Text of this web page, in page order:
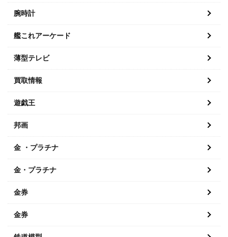
腕時計
艦これアーケード
薄型テレビ
買取情報
遊戯王
邦画
金 ・プラチナ
金・プラチナ
金券
金券